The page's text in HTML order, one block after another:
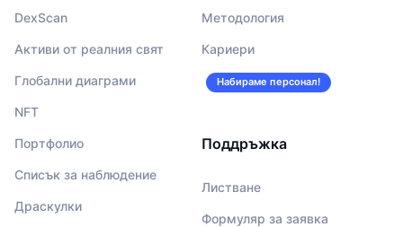
DexScan
Активи от реалния свят
Глобални диаграми
NFT
Портфолио
Списък за наблюдение
Драскулки
Методология
Кариери
Набираме персонал!
Поддръжка
Листване
Формуляр за заявка